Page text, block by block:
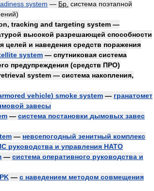
system — Бр система поэтапной
)
, tracking and targeting system —
высокой разрешающей способности
целей и наведения средств поражения
system — спутниковая система
предупреждения (средств ПРО)
system — система накопления,
vehicle) smoke system — гранатомет
завесы
— система постановки дымовых завес
— невсепогодный зенитный комплекс
руководства и управления НАТО
— система оперативного руководства и
— с наведением методом совмещения